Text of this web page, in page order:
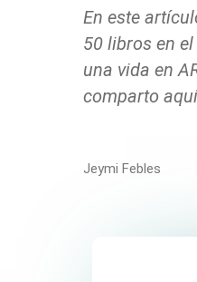
En este
50 libros en
una vida en
comparto
Jeymi Febles